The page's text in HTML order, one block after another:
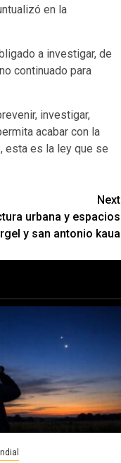
en la
a investigar, de
continuado para
investigar,
acabar con la
esta es la ley que se
Next
urbana y espacios
y san antonio kaua